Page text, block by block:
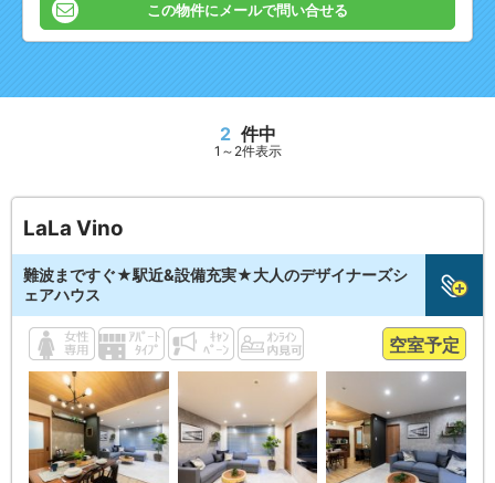
この物件にメールで問い合せる
2 件中
1～2件表示
LaLa Vino
難波まですぐ★駅近&設備充実★大人のデザイナーズシ
ェアハウス
空室予定